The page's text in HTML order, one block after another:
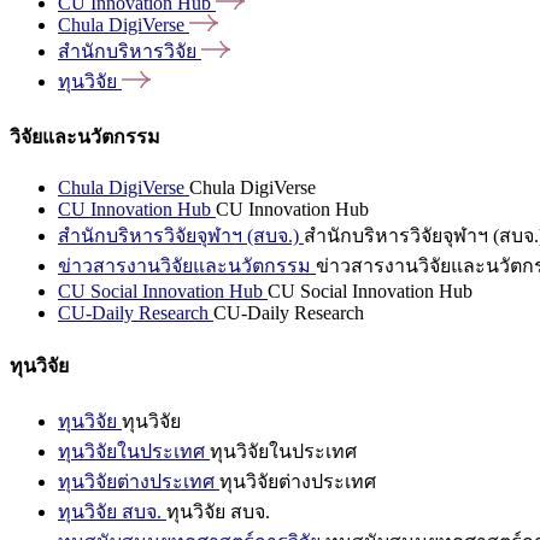
Chula DigiVerse
สำนักบริหารวิจัย
ทุนวิจัย
วิจัยและนวัตกรรม
Chula DigiVerse Chula DigiVerse
CU Innovation Hub CU Innovation Hub
สำนักบริหารวิจัยจุฬาฯ (สบจ.) สำนักบริหารวิจัยจุฬาฯ (สบจ
ข่าวสารงานวิจัยและนวัตกรรม ข่าวสารงานวิจัยและนวัตก
CU Social Innovation Hub CU Social Innovation Hub
CU-Daily Research CU-Daily Research
ทุนวิจัย
ทุนวิจัย ทุนวิจัย
ทุนวิจัยในประเทศ ทุนวิจัยในประเทศ
ทุนวิจัยต่างประเทศ ทุนวิจัยต่างประเทศ
ทุนวิจัย สบจ. ทุนวิจัย สบจ.